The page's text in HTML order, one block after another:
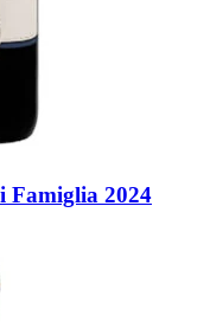
Famiglia 2024